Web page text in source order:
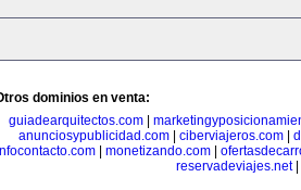
dominios en venta:
guiadearquitectos.com
anunciosypublicidad.com| ciberviajeros.com|
monetizando.com
reservadeviajes.net|